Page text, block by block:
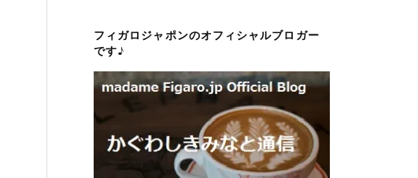
フィガロジャポンのオフィシャルブロガー
です♪